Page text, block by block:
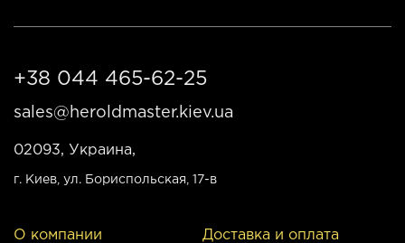
+38 044 465-62-25
sales@heroldmaster.kiev.ua
02093, Украина,
г. Киев , ул. Бориспольская, 17-в
О компании Доставка и оплата